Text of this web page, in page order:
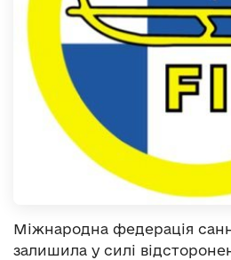
Міжнародна федерація
залишила у силі